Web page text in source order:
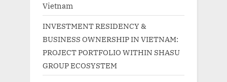
Vietnam
INVESTMENT RESIDENCY &
BUSINESS OWNERSHIP IN VIETNAM:
PROJECT PORTFOLIO WITHIN SHASU
GROUP ECOSYSTEM